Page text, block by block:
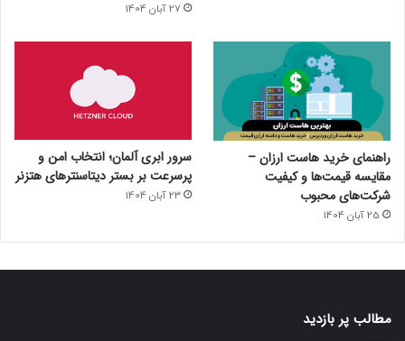
27 آبان 1404
راهنمای خرید هاست ارزان –
مقایسه قیمت‌ها و کیفیت
شرکت‌های محبوب
25 آبان 1404
سرور ابری آلمان؛ انتخاب امن و
پرسرعت بر بستر دیتاسنترهای هتزنر
23 آبان 1404
مطالب پر بازدید